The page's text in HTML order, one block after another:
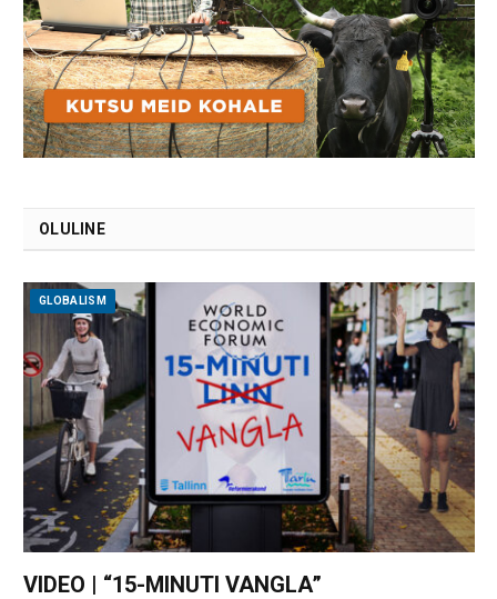
OLULINE
GLOBALISM
VIDEO | “15-MINUTI VANGLA”